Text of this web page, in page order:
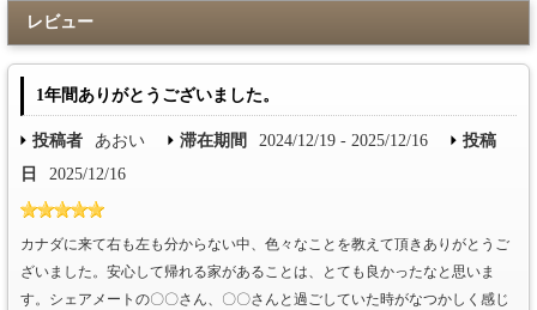
レビュー
1年間ありがとうございました。
投稿者 あおい 滞在期間 2024/12/19 - 2025/12/16
投稿
日
2025/12/16
カナダに来て右も左も分からない中、色々なことを教えて頂きありがとうご
ざいました。安心して帰れる家があることは、とても良かったなと思いま
す。シェアメートの〇〇さん、〇〇さんと過ごしていた時がなつかしく感じ